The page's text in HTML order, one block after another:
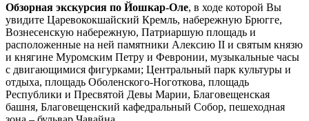
Обзорная экскурсия по Йошкар-Оле, в ходе которой Вы
увидите Царевококшайский Кремль, набережную Брюгге,
Вознесенскую набережную, Патриаршую площадь и
расположенные на ней памятники Алексию II и святым князю
и княгине Муромским Петру и Февронии, музыкальные часы
с двигающимися фигурками; Центральный парк культуры и
отдыха, площадь Оболенского-Ноготкова, площадь
Республики и Пресвятой Девы Марии, Благовещенская
башня, Благовещенский кафедральный Собор, пешеходная